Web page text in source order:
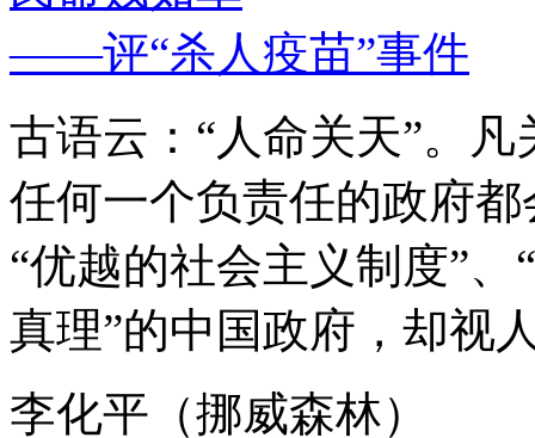
——评“杀人疫苗”事件
古语云：“人命关天”。
任何一个负责任的政府
“优越的社会主义制度”
真理”的中国政府，却视
李化平（挪威森林）